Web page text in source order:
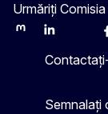
Urmăriți
MastodonLinkedIn
Semnalați